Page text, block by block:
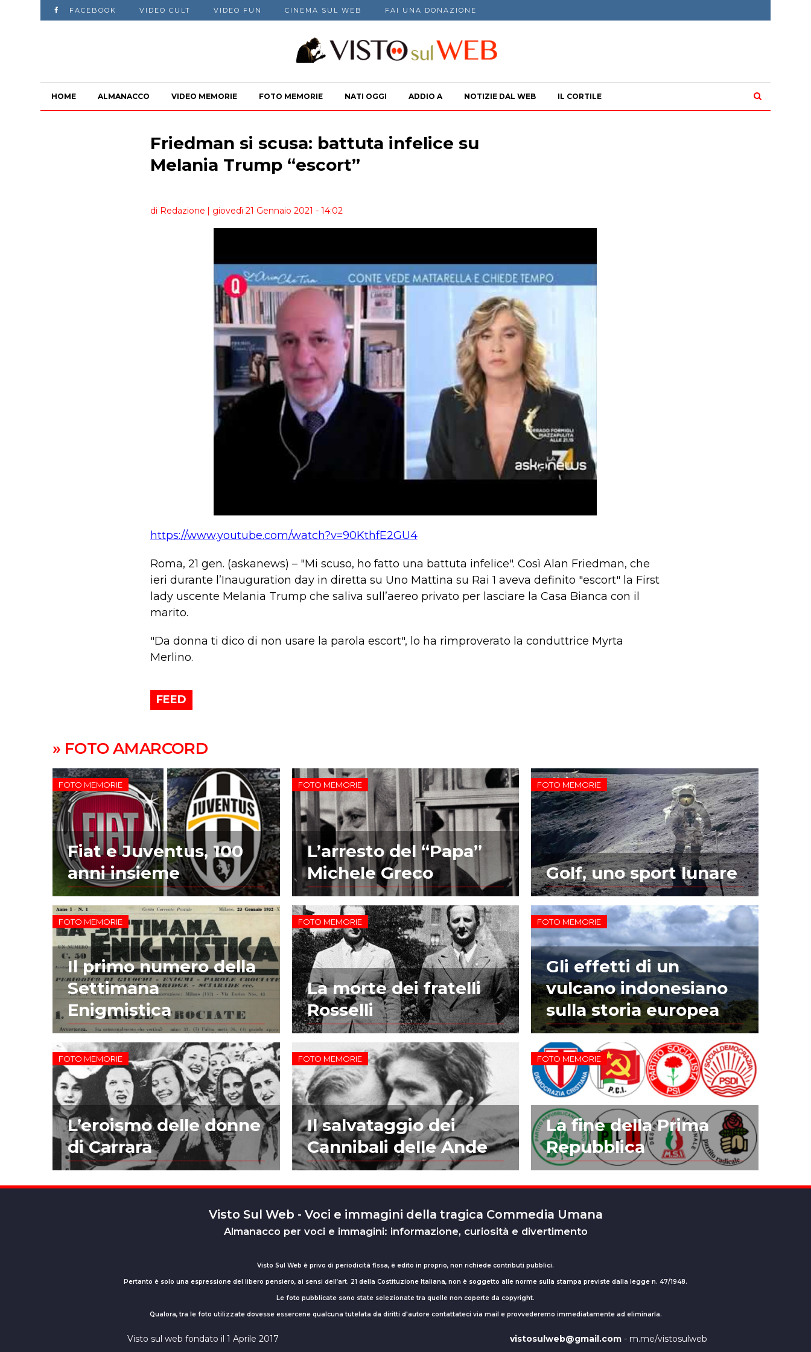
FACEBOOK VIDEO CULT VIDEO FUN CINEMA SUL WEB FAI UNA DONAZIONE
HOME ALMANACCO VIDEO MEMORIE FOTO MEMORIE NATI OGGI ADDIO A NOTIZIE DAL WEB IL CORTILE
Friedman si scusa: battuta infelice su
Melania Trump “escort”
di Redazione | giovedì 21 Gennaio 2021 - 14:02
https://www.youtube.com/watch?v=90KthfE2GU4
Roma, 21 gen. (askanews) – "Mi scuso, ho fatto una battuta infelice". Così Alan Friedman, che
ieri durante l’Inauguration day in diretta su Uno Mattina su Rai 1 aveva definito "escort" la First
lady uscente Melania Trump che saliva sull’aereo privato per lasciare la Casa Bianca con il
marito.
"Da donna ti dico di non usare la parola escort", lo ha rimproverato la conduttrice Myrta
Merlino.
FEED
» FOTO AMARCORD
FOTO MEMORIE
Fiat e Juventus, 100
anni insieme
FOTO MEMORIE
L’arresto del “Papa”
Michele Greco
FOTO MEMORIE
Golf, uno sport lunare
FOTO MEMORIE
Il primo numero della
Settimana
Enigmistica
FOTO MEMORIE
La morte dei fratelli
Rosselli
FOTO MEMORIE
Gli effetti di un
vulcano indonesiano
sulla storia europea
FOTO MEMORIE
L’eroismo delle donne
di Carrara
FOTO MEMORIE
Il salvataggio dei
Cannibali delle Ande
FOTO MEMORIE
La fine della Prima
Repubblica
Visto Sul Web - Voci e immagini della tragica Commedia Umana
Almanacco per voci e immagini: informazione, curiosità e divertimento
Visto Sul Web è privo di periodicità fissa, è edito in proprio, non richiede contributi pubblici.
Pertanto è solo una espressione del libero pensiero, ai sensi dell’art. 21 della Costituzione Italiana, non è soggetto alle norme sulla stampa previste dalla legge n. 47/1948.
Le foto pubblicate sono state selezionate tra quelle non coperte da copyright.
Qualora, tra le foto utilizzate dovesse essercene qualcuna tutelata da diritti d'autore contattateci via mail e provvederemo immediatamente ad eliminarla.
Visto sul web fondato il 1 Aprile 2017 vistosulweb@gmail.com- m.me/vistosulweb